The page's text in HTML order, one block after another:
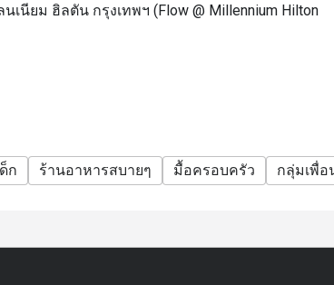
VAT and service charge unless otherwise indicated
buffet featuring seafood, cheese, and global dishes.
Beef Cheeks, and pizza.
เนียม ฮิลตัน กรุงเทพฯ (Flow @ Millennium Hilton
ก ร้านอาหารสบายๆ มื้อครอบครัว กลุ่มเพื่อ